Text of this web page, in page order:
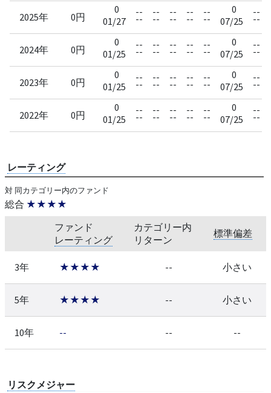
2025年 0円
0
01/27
--
--
--
--
--
--
--
--
--
--
0
07/25
--
--
2024年 0円
0
01/25
--
--
--
--
--
--
--
--
--
--
0
07/25
--
--
2023年 0円
0
01/25
--
--
--
--
--
--
--
--
--
--
0
07/25
--
--
2022年 0円
0
01/25
--
--
--
--
--
--
--
--
--
--
0
07/25
--
--
レーティング
対 同カテゴリー内のファンド
総合 ★★★★
ファンド
レーティング
カテゴリー内
リターン
標準偏差
3年 ★★★★ -- 小さい
5年 ★★★★ -- 小さい
10年 -- -- --
リスクメジャー